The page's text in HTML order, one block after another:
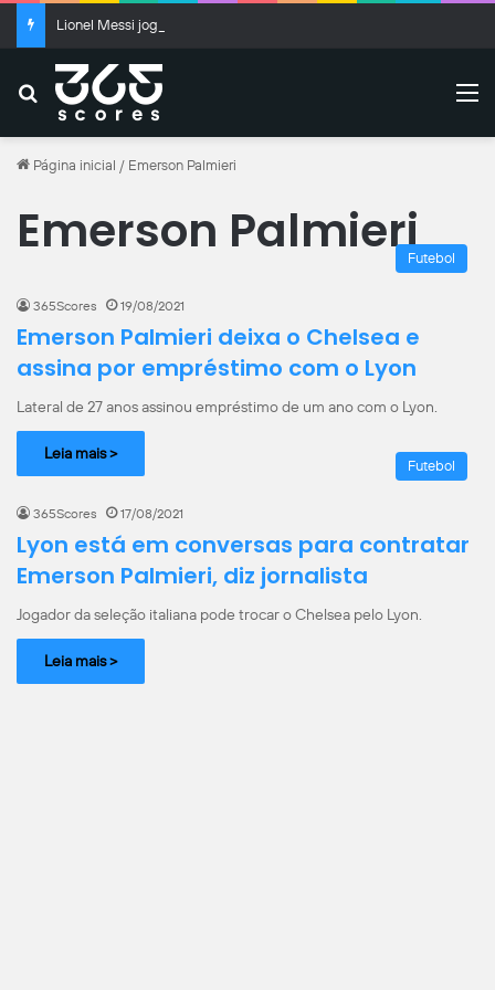
Lionel Messi joga hoje em Inter Miami x Monterrey?
Buscar
Página inicial / Emerson Palmieri
Emerson PalmieriFutebol
365Scores 19/08/2021
Emerson Palmieri deixa o Chelsea e
assina por empréstimo com o Lyon
Lateral de 27 anos assinou empréstimo de um ano com o Lyon.
Leia mais >
Futebol
365Scores 17/08/2021
Lyon está em conversas para contratar
Emerson Palmieri, diz jornalista
Jogador da seleção italiana pode trocar o Chelsea pelo Lyon.
Leia mais >